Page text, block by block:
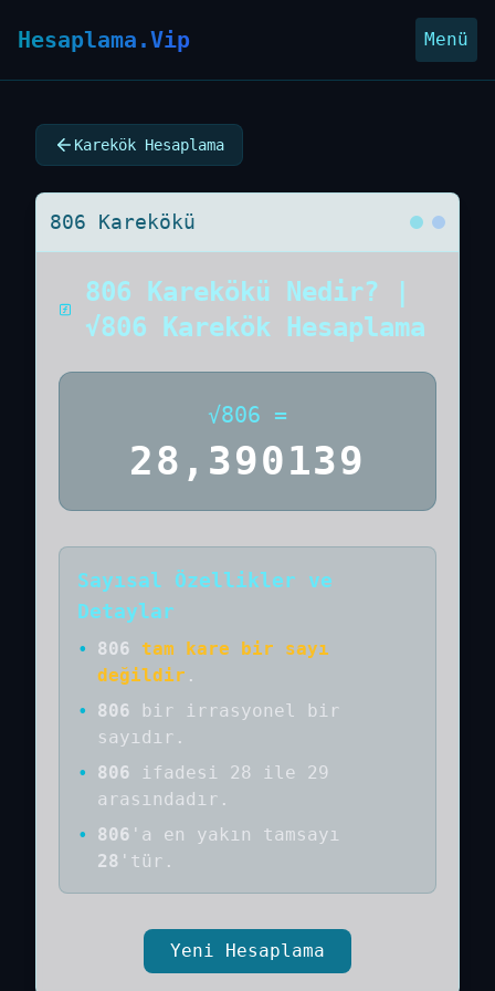
Hesaplama.Vip Menü
Karekök Hesaplama
806 Karekökü
806 Karekökü Nedir? |
√806 Karekök Hesaplama
√806 =
28,390139
Sayısal Özellikler ve
Detaylar
• 806
tam kare bir sayı
değildir .
•
806 bir
irrasyonel bir
sayıdır .
•
806
ifadesi 28 ile 29
arasındadır.
•
806 'a en yakın tamsayı
28 'tür.
Yeni Hesaplama